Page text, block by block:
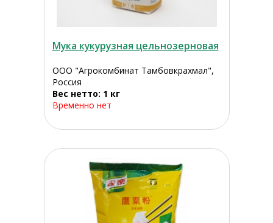
Мука кукурузная цельнозерновая
ООО "Агрокомбинат Тамбовкрахмал",
Россия
Вес нетто: 1 кг
Временно нет